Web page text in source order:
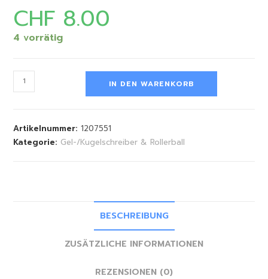
CHF 8.00
4 vorrätig
IN DEN WARENKORB
Artikelnummer:1207551
Kategorie: Gel-/Kugelschreiber & Rollerball
BESCHREIBUNG
ZUSÄTZLICHE INFORMATIONEN
REZENSIONEN (0)